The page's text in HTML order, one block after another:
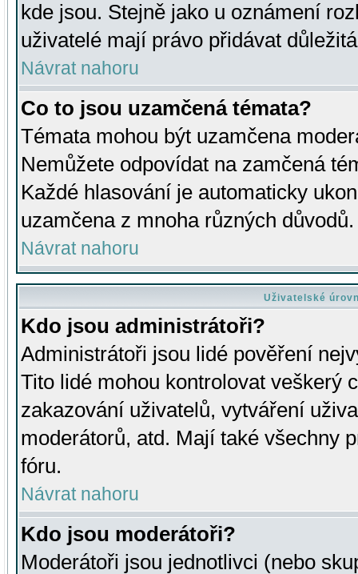
kde jsou. Stejně jako u oznámení
uživatelé mají právo přidávat
Návrat nahoru
Co to jsou uzamčená témata?
Témata mohou být uzamčena
Nemůžete odpovídat na zamčená
Každé hlasování je automaticky
uzamčena z mnoha různých důvodů.
Návrat nahoru
Uživatelské
Kdo jsou administrátoři?
Administrátoři jsou lidé pověření
Tito lidé mohou kontrolovat veškerý
zakazování uživatelů, vytváření
moderátorů, atd. Mají také všechny
fóru.
Návrat nahoru
Kdo jsou moderátoři?
Moderátoři jsou jednotlivci (nebo